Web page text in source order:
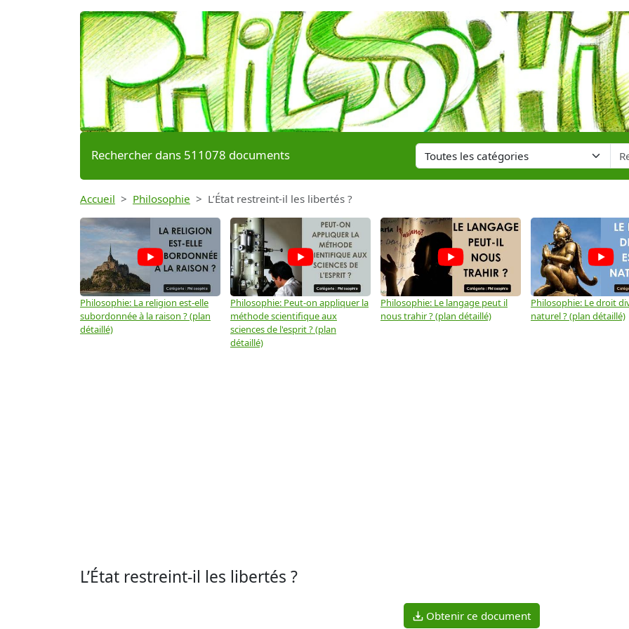
Rechercher dans 511078 documents
Accueil Philosophie L’État restreint-il les libertés ?
Philosophie: La religion est-elle
subordonnée à la raison ? (plan
détaillé)
Philosophie: Peut-on appliquer la
méthode scientifique aux
sciences de l'esprit ? (plan
détaillé)
Philosophie: Le langage peut il
nous trahir ? (plan détaillé)
Philosophie: Le droit
naturel ? (plan détaillé)
L’État restreint-il les libertés ?
Obtenir ce document